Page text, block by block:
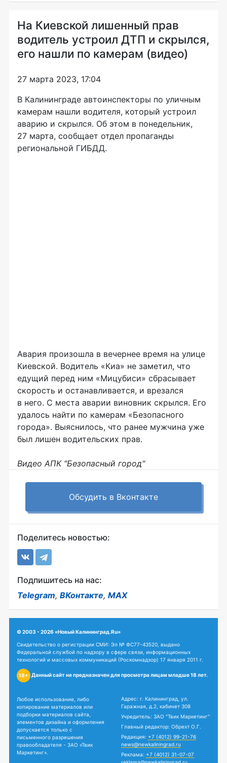
На Киевской лишенный прав
водитель устроил ДТП и скрылся,
его нашли по камерам (видео)
27 марта 2023, 17:04
В Калининграде автоинспекторы по уличным
камерам нашли водителя, который устроил
аварию и скрылся. Об этом в понедельник,
27 марта, сообщает отдел пропаганды
региональной ГИБДД.
Авария произошла в вечернее время на улице
Киевской. Водитель «Киа» не заметил, что
едущий перед ним «Мицубиси» сбрасывает
скорость и останавливается, и врезался
в него. С места аварии виновник скрылся. Его
удалось найти по камерам «Безопасного
города». Выяснилось, что ранее мужчина уже
был лишен водительских прав.
Видео АПК "Безопасный город"
Обсудить в Вконтакте
Поделитесь новостью:
Подпишитесь на нас:
Telegram, ВКонтакте, MAX
© 2003 - 2026 «Новый Калининград.Ru»
Свидетельство о регистрации СМИ: Эл № ФС77-43520, выдано
Федеральной службой по надзору в сфере связи, информационных
технологий и массовых коммуникаций (Роскомнадзор) 17 января 2011 г.
18+ Данный сайт не предназначен для просмотра лицам младше 18 лет.
Любое использование, либо
копирование материалов или
подборки материалов сайта,
элементов дизайна и оформления
допускается только с
письменного разрешения
правообладателя - ЗАО «Твик
Маркетинг».
Адрес: г. Калининград, ул.
Гаражная, д.2, кабинет 308
Учредитель: ЗАО "Твик Маркетинг"
Главный редактор: Обрехт О.Г.
Редакция: +7 (4012) 99-21-76
news@newkaliningrad.ru
Реклама: +7 (4012) 31-07-07